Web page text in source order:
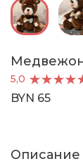
5,0
BYN 65
Описание